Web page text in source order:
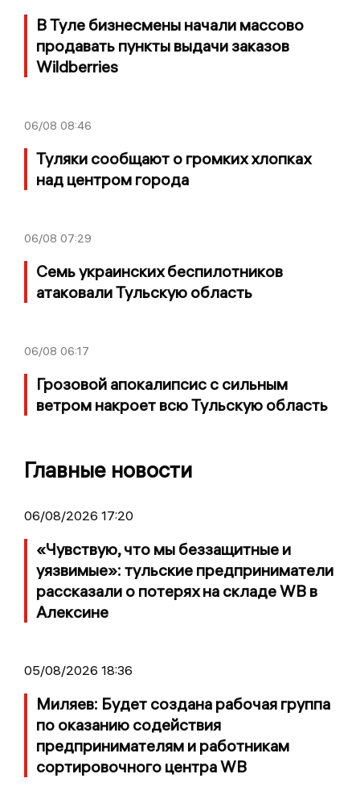
В Туле бизнесмены начали массово
продавать пункты выдачи заказов
Wildberries
06/08 08:46
Туляки сообщают о громких хлопках
над центром города
06/08 07:29
Семь украинских беспилотников
атаковали Тульскую область
06/08 06:17
Грозовой апокалипсис с сильным
ветром накроет всю Тульскую область
Главные новости
06/08/2026 17:20
«Чувствую, что мы беззащитные и
уязвимые»: тульские предприниматели
рассказали о потерях на складе WB в
Алексине
05/08/2026 18:36
Миляев: Будет создана рабочая группа
по оказанию содействия
предпринимателям и работникам
сортировочного центра WB